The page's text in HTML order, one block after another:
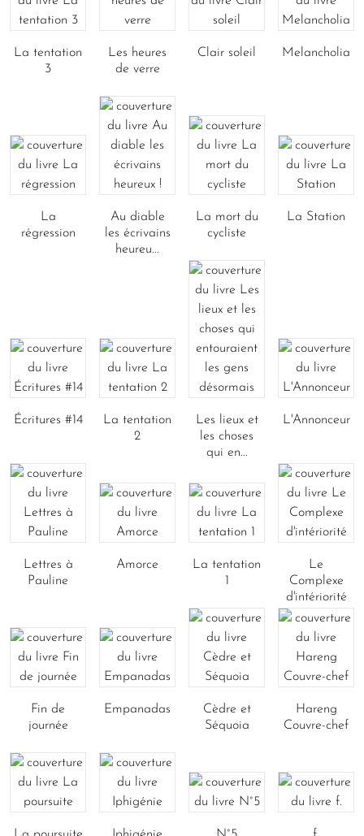
La tentation
3
Les heures
de verre
Clair soleil Melancholia
La
régression
Au diable
les écrivains
heureu...
La mort du
cycliste
La Station
Écritures #14
La tentation
2
Les lieux et
les choses
qui en...
L'Annonceur
Lettres à
Pauline
Amorce
La tentation
1
Le
Complexe
d'intériorité
Fin de
journée
Empanadas
Cèdre et
Séquoia
Hareng
Couvre-chef